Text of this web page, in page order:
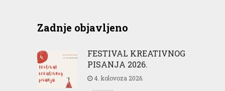
Zadnje objavljeno
FESTIVAL KREATIVNOG
PISANJA 2026.
4. kolovoza 2026.